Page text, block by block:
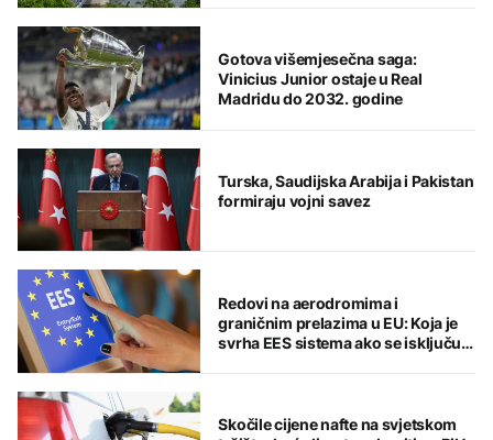
Gotova višemjesečna saga:
Vinicius Junior ostaje u Real
Madridu do 2032. godine
Turska, Saudijska Arabija i Pakistan
formiraju vojni savez
Redovi na aerodromima i
graničnim prelazima u EU: Koja je
svrha EES sistema ako se isključuje
Skočile cijene nafte na svjetskom